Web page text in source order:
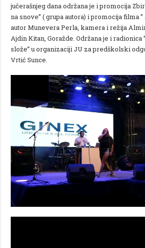
jučerašnjeg dana održana je i promocija
na snove” ( grupa autora) i promocija filma
autor Munevera Perla, kamera i režija
Ajdin Kitan, Goražde. Održana je i radionica
slože” u organizaciji JU za predškolski
Vrtić Sunce.